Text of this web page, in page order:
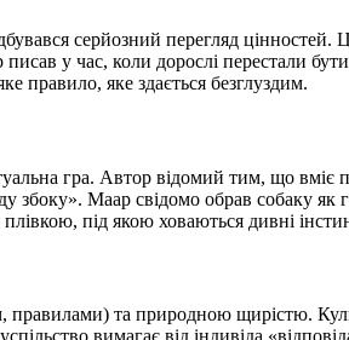
серйозний перегляд
у час, коли дорослі перестали
правило, яке здається безглуздим.
гра. Автор відомий тим, що вміє
Маар свідомо обрав собаку як
під якою ховаються дивні
та природною щирістю.
вимагає від індивіда